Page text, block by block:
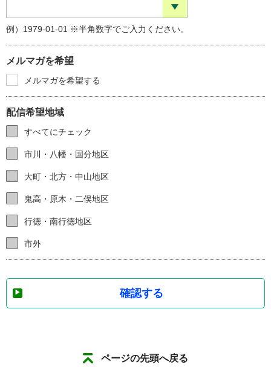
例）1979-01-01 ※半角数字でご入力ください。
メルマガを希望
メルマガを希望する
配信希望地域
すべてにチェック
市川・八幡・国分地区
大町・北方・中山地区
鬼高・原木・二俣地区
行徳・南行徳地区
市外
確認する
ページの先頭へ戻る